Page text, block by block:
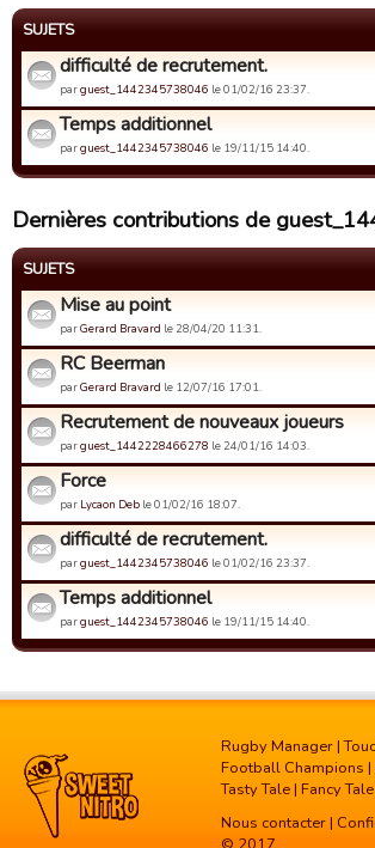
SUJETS
difficulté de recrutement.
parguest_1442345738046 le 01/02/16 23:37.
Temps additionnel
parguest_1442345738046 le 19/11/15 14:40.
Dernières contributions de
SUJETS
Mise au point
parGerard Bravard le 28/04/20 11:31.
RC Beerman
parGerard Bravard le 12/07/16 17:01.
Recrutement de nouveaux joueurs
parguest_1442228466278 le 24/01/16 14:03.
Force
par Lycaon Deb le 01/02/16 18:07.
difficulté de recrutement.
parguest_1442345738046 le 01/02/16 23:37.
Temps additionnel
parguest_1442345738046 le 19/11/15 14:40.
Rugby Manager |
Football Champions |
Tasty Tale | Fancy Tale
Nous contacter |